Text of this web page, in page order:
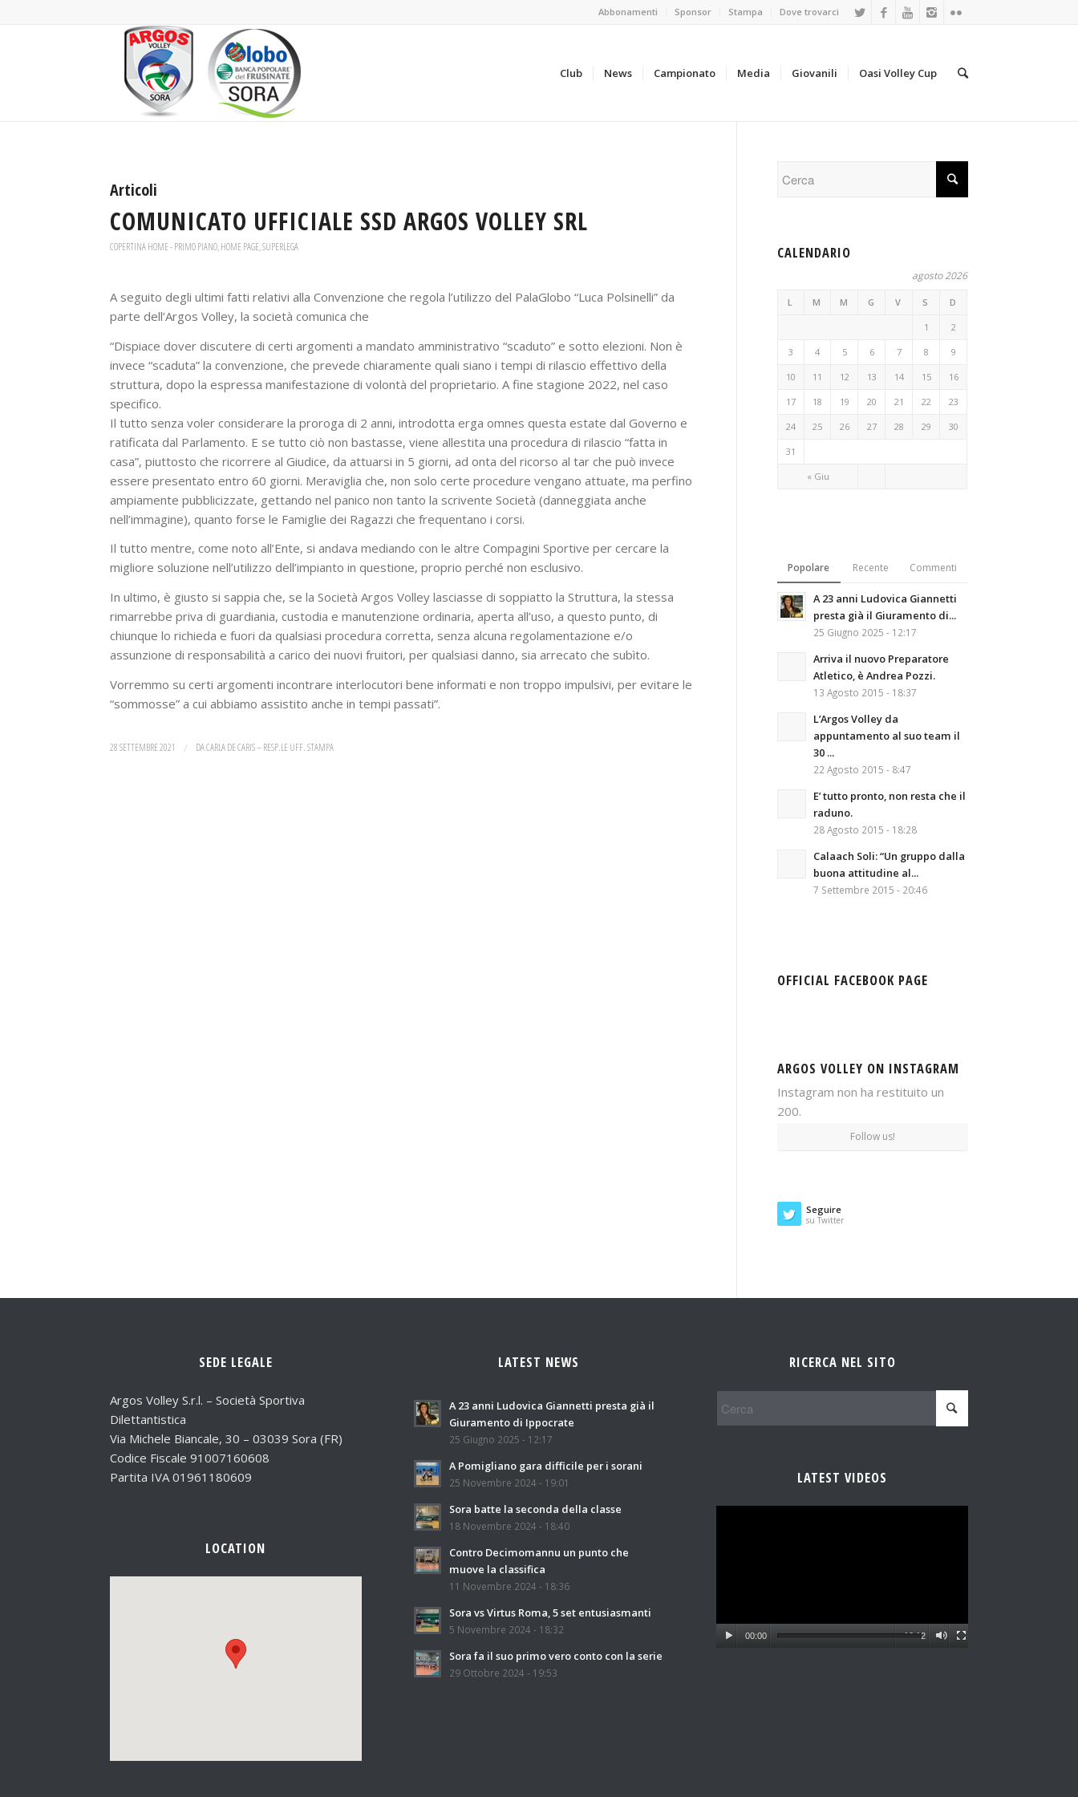
Abbonamenti Sponsor Stampa Dove trovarci
Club News Campionato Media Giovanili Oasi Volley Cup
Articoli
COMUNICATO UFFICIALE SSD ARGOS VOLLEY SRL
COPERTINA HOME - PRIMO PIANO,HOME PAGE,SUPERLEGA
A seguito degli ultimi fatti relativi alla Convenzione che regola l’utilizzo del PalaGlobo “Luca Polsinelli” da
parte dell’Argos Volley, la società comunica che
“Dispiace dover discutere di certi argomenti a mandato amministrativo “scaduto” e sotto elezioni. Non è
invece “scaduta” la convenzione, che prevede chiaramente quali siano i tempi di rilascio effettivo della
struttura, dopo la espressa manifestazione di volontà del proprietario. A fine stagione 2022, nel caso
specifico.
Il tutto senza voler considerare la proroga di 2 anni, introdotta erga omnes questa estate dal Governo e
ratificata dal Parlamento. E se tutto ciò non bastasse, viene allestita una procedura di rilascio “fatta in
casa”, piuttosto che ricorrere al Giudice, da attuarsi in 5 giorni, ad onta del ricorso al tar che può invece
essere presentato entro 60 giorni. Meraviglia che, non solo certe procedure vengano attuate, ma perfino
ampiamente pubblicizzate, gettando nel panico non tanto la scrivente Società (danneggiata anche
nell’immagine), quanto forse le Famiglie dei Ragazzi che frequentano i corsi.
Il tutto mentre, come noto all’Ente, si andava mediando con le altre Compagini Sportive per cercare la
migliore soluzione nell’utilizzo dell’impianto in questione, proprio perché non esclusivo.
In ultimo, è giusto si sappia che, se la Società Argos Volley lasciasse di soppiatto la Struttura, la stessa
rimarrebbe priva di guardiania, custodia e manutenzione ordinaria, aperta all’uso, a questo punto, di
chiunque lo richieda e fuori da qualsiasi procedura corretta, senza alcuna regolamentazione e/o
assunzione di responsabilità a carico dei nuovi fruitori, per qualsiasi danno, sia arrecato che subìto.
Vorremmo su certi argomenti incontrare interlocutori bene informati e non troppo impulsivi, per evitare le
“sommosse” a cui abbiamo assistito anche in tempi passati”.
28 SETTEMBRE 2021 / DACARLA DE CARIS – RESP.LE UFF. STAMPA
CALENDARIO
agosto 2026
L M M G V S D
« Giu
1 2
3 4 5 6 7 8 9
10 11 12 13 14 15 16
17 18 19 20 21 22 23
24 25 26 27 28 29 30
31
Popolare Recente Commenti
A 23 anni Ludovica Giannetti
presta già il Giuramento di...
25 Giugno 2025 - 12:17
Arriva il nuovo Preparatore
Atletico, è Andrea Pozzi.
13 Agosto 2015 - 18:37
L’Argos Volley da
appuntamento al suo team il
30 ...
22 Agosto 2015 - 8:47
E’ tutto pronto, non resta che il
raduno.
28 Agosto 2015 - 18:28
Calaach Soli: “Un gruppo dalla
buona attitudine al...
7 Settembre 2015 - 20:46
OFFICIAL FACEBOOK PAGE
ARGOS VOLLEY ON INSTAGRAM
Instagram non ha restituito un
200.
Follow us!
Seguire
su Twitter
SEDE LEGALE
Argos Volley S.r.l. – Società Sportiva
Dilettantistica
Via Michele Biancale, 30 – 03039 Sora (FR)
Codice Fiscale 91007160608
Partita IVA 01961180609
LOCATION
LATEST NEWS
A 23 anni Ludovica Giannetti presta già il
Giuramento di Ippocrate
25 Giugno 2025 - 12:17
A Pomigliano gara difficile per i sorani
25 Novembre 2024 - 19:01
Sora batte la seconda della classe
18 Novembre 2024 - 18:40
Contro Decimomannu un punto che
muove la classifica
11 Novembre 2024 - 18:36
Sora vs Virtus Roma, 5 set entusiasmanti
5 Novembre 2024 - 18:32
Sora fa il suo primo vero conto con la serie
29 Ottobre 2024 - 19:53
RICERCA NEL SITO
LATEST VIDEOS
00:00 10:12